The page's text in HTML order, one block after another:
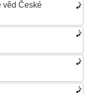
věd České